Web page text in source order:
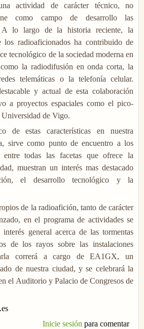
actividad de carácter técnico, no
como campo de desarrollo las
A lo largo de la historia reciente, la
los radioaficionados ha contribuido de
tecnológico de la sociedad moderna en
la radiodifusión en onda corta, la
telemáticas o la telefonía celular.
y actual de esta colaboración
a proyectos espaciales como el pico-
de Vigo.
de estas características en nuestra
sirve como punto de encuentro a los
entre todas las facetas que ofrece la
muestran un interés mas destacado
el desarrollo tecnológico y la
de la radioafición, tanto de carácter
en el programa de actividades se
general acerca de las tormentas
de los rayos sobre las instalaciones
correrá a cargo de EA1GX, un
de nuestra ciudad, y se celebrará la
el Auditorio y Palacio de Congresos de
Inicie sesión para comentar